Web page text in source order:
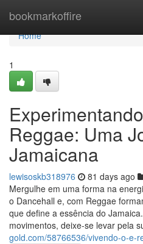
bookmarkoffire
Home
Home
1
Reggae: Uma
Jamaicana
lewisoskb318976 81 days ago
Mergulhe em uma forma na
o Dancehall e, com Reggae
que define a essência do
movimentos, deixe-se levar pela
gold.com/58766536/vivendo-o-e-